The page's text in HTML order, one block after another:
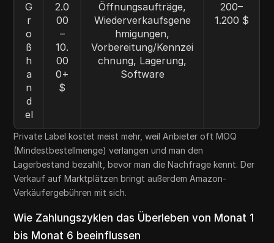
G
r
o
ß
h
a
n
d
el
2.0
00
–
10.
00
0+
$
Öffnungsaufträge,
Wiederverkaufsgene
hmigungen,
Vorbereitung/Kennzei
chnung, Lagerung,
Software
200–
1.200 $
Private Label kostet meist mehr, weil Anbieter oft MOQ
(Mindestbestellmenge) verlangen und man den
Lagerbestand bezahlt, bevor man die Nachfrage kennt. Der
Verkauf auf Marktplätzen bringt außerdem Amazon-
Verkäufergebühren mit sich.
Wie Zahlungszyklen das Überleben von Monat 1
bis Monat 6 beeinflussen